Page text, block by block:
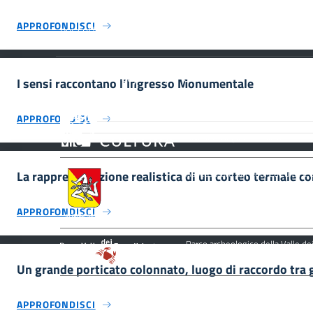
APPROFONDISCI
I sensi raccontano l’Ingresso Monumentale
APPROFONDISCI
La rappresentazione realistica di un corteo termale
APPROFONDISCI
Un grande porticato colonnato, luogo di raccordo tra
APPROFONDISCI
per sette siti
Home Privacy Policy Crediti
Culturale, Paesaggistico e
UNESCO Regione Siciliana.
Assessorato dei Beni Culturali e
Parco archeologico della Valle